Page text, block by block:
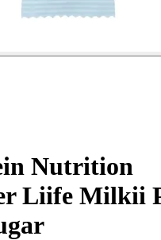
Nutrition
Liife Milkii